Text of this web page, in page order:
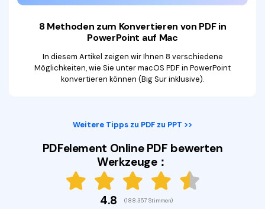
8 Methoden zum Konvertieren von PDF in
PowerPoint auf Mac
In diesem Artikel zeigen wir Ihnen 8 verschiedene
Möglichkeiten, wie Sie unter macOS PDF in PowerPoint
konvertieren können (Big Sur inklusive).
Weitere Tipps zu PDF zu PPT >>
PDFelement Online PDF bewerten
Werkzeuge：
4.8 (188.357 Stimmen)